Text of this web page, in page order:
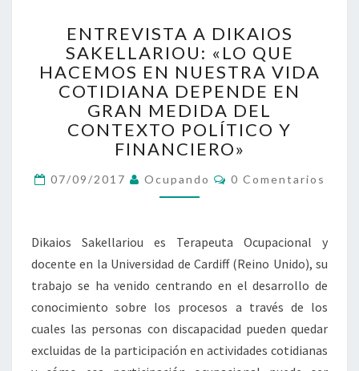
A
DIKAIOS
SAKELLARIOU:
«LO
QUE
HACEMOS
EN
NUESTRA
VIDA
COTIDIANA
GRAN
MEDIDA
DEL
POLÍTICO
Y
FINANCIERO»
ENTREVISTA A DIKAIOS
SAKELLARIOU: «LO QUE
HACEMOS EN NUESTRA VIDA
COTIDIANA DEPENDE EN
GRAN MEDIDA DEL
CONTEXTO POLÍTICO Y
FINANCIERO»
07/09/2017 Ocupando Comentarios
0 Comentarios
Dikaios Sakellariou es Terapeuta Ocupacional y
docente en la Universidad de Cardiff (Reino Unido), su
trabajo se ha venido centrando en el desarrollo de
conocimiento sobre los procesos a través de los
cuales las personas con discapacidad pueden quedar
excluidas de la participación en actividades cotidianas